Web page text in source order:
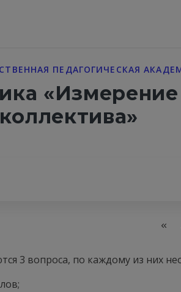
ПЕДАГОГИЧЕСКАЯ
3 вопроса, по каждому из них